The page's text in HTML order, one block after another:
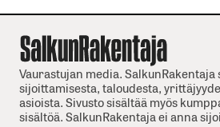
Vaurastujan media.
sijoittamisesta, taloudesta,
asioista. Sivusto sisältää myös
sisältöä. SalkunRakentaja ei anna